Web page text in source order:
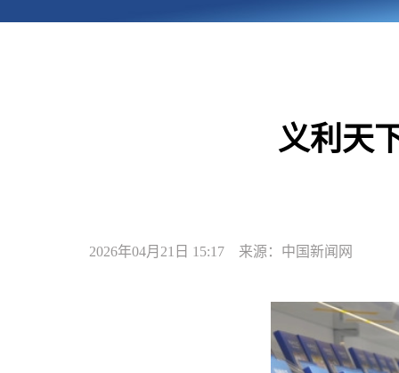
义利天
2026年04月21日 15:17 来源：中国新闻网